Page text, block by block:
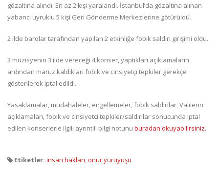
gözaltına alındı. En az 2 kişi yaralandı. İstanbul’da gözaltına alınan
yabancı uyruklu 5 kişi Geri Gönderme Merkezlerine götürüldü.
2 ilde barolar tarafından yapılan 2 etkinliğe fobik saldırı girişimi oldu.
3 müzisyenin 3 ilde vereceği 4 konser, yaptıkları açıklamaların
ardından maruz kaldıkları fobik ve cinsiyetçi tepkiler gerekçe
gösterilerek iptal edildi.
Yasaklamalar, müdahaleler, engellemeler, fobik saldırılar, Valilerin
açıklamaları, fobik ve cinsiyetçi tepkiler/saldırılar sonucunda iptal
edilen konserlerle ilgili ayrıntılı bilgi notunu buradan okuyabilirsiniz.
Etiketler: insan hakları,onur yürüyüşü